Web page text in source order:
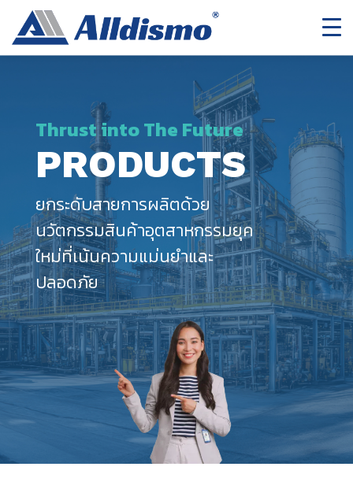
Thrust into The Future
PRODUCTS
ยกระดับสายการผลิตด้วย
นวัตกรรมสินค้าอุตสาหกรรมยุค
ใหม่ที่เน้นความแม่นยำและ
ปลอดภัย